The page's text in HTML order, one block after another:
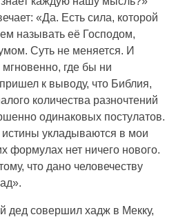
«Да. Есть сила, которой
называть её Господом,
Суть не меняется. И
где бы ни
к выводу, что Библия,
количества разночтений
одинаковых постулатов.
укладываются в мои
формулах нет ничего нового.
что дано человечеству
дед совершил хадж в Мекку,